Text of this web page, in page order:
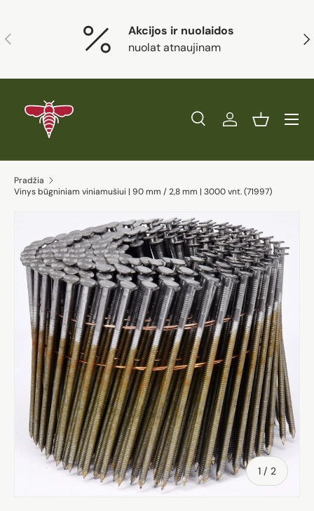
Ankstesnis
Akcijos ir nuolaidos
nuolat atnaujinam
Ieškoti
Prekės tipas
PaieškaPrisijungtiKrepšelis
Pradžia
Vinys būgniniam viniamušiui | 90 mm / 2,8 mm | 3000 vnt. (71997)
Eiti į prekės informaciją
1 / iš
2